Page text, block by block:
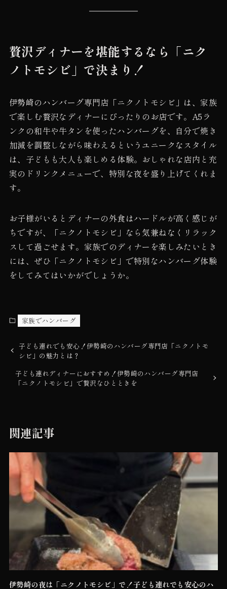
贅沢ディナーを堪能するなら「ニク
ノトモシビ」で決まり！
伊勢崎のハンバーグ専門店「ニクノトモシビ」は、家族
で楽しむ贅沢なディナーにぴったりのお店です。A5ラ
ンクの和牛や牛タンを使ったハンバーグを、自分で焼き
加減を調整しながら味わえるというユニークなスタイル
は、子どもも大人も楽しめる体験。おしゃれな店内と充
実のドリンクメニューで、特別な夜を盛り上げてくれま
す。
お子様がいるとディナーの外食はハードルが高く感じが
ちですが、「ニクノトモシビ」なら気兼ねなくリラック
スして過ごせます。家族でのディナーを楽しみたいとき
には、ぜひ「ニクノトモシビ」で特別なハンバーグ体験
をしてみてはいかがでしょうか。
家族でハンバーグ
子ども連れでも安心！伊勢崎のハンバーグ専門店「ニクノトモ
シビ」の魅力とは？
子ども連れディナーにおすすめ！伊勢崎のハンバーグ専門店
「ニクノトモシビ」で贅沢なひとときを
関連記事
伊勢崎の夜は「ニクノトモシビ」で！子ども連れでも安心のハ